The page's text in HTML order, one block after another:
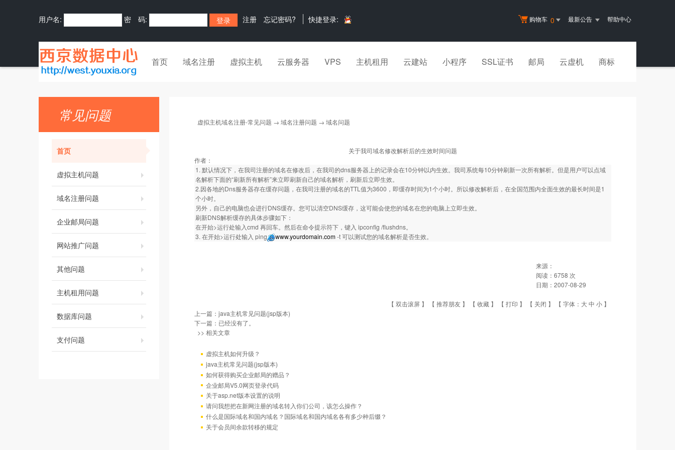
购物车 0 最新公告 帮助中心
用户名: 密 码: 注册 忘记密码? 快捷登录:
首页 域名注册 虚拟主机 云服务器 VPS 主机租用 云建站 小程序 SSL证书 邮局 云虚机 商标
常见问题
首页
虚拟主机问题
域名注册问题
企业邮局问题
网站推广问题
其他问题
主机租用问题
数据库问题
支付问题
虚拟主机域名注册-常见问题 → 域名注册问题 → 域名问题
关于我司域名修改解析后的生效时间问题
作者：
1. 默认情况下，在我司注册的域名在修改后，在我司的dns服务器上的记录会在10分钟以内生效。我司系统每10分钟刷新一次所有解析。但是用户可以点域
名解析下面的“刷新所有解析”来立即刷新自己的域名解析，刷新后立即生效。
2.因各地的Dns服务器存在缓存问题，在我司注册的域名的TTL值为3600，即缓存时间为1个小时。所以修改解析后，在全国范围内全面生效的最长时间是1
个小时。
另外，自己的电脑也会进行DNS缓存。您可以清空DNS缓存，这可能会使您的域名在您的电脑上立即生效。
刷新DNS解析缓存的具体步骤如下：
在开始>运行处输入cmd 再回车。然后在命令提示符下，键入 ipconfig /flushdns。
3. 在开始>运行处输入 ping
www.yourdomain.com-t 可以测试您的域名解析是否生效。
来源：
阅读： 6758 次
日期： 2007-08-29
【 双击滚屏 】 【 推荐朋友 】 【 收藏 】 【 打印 】 【 关闭 】 【 字体： 大中 小 】
上一篇： java主机常见问题(jsp版本)
下一篇：已经没有了。
>> 相关文章
虚拟主机如何升级？
java主机常见问题(jsp版本)
如何获得购买企业邮局的赠品？
企业邮局V5.0网页登录代码
关于asp.net版本设置的说明
请问我想把在新网注册的域名转入你们公司，该怎么操作？
什么是国际域名和国内域名？国际域名和国内域名各有多少种后缀？
关于会员间余款转移的规定